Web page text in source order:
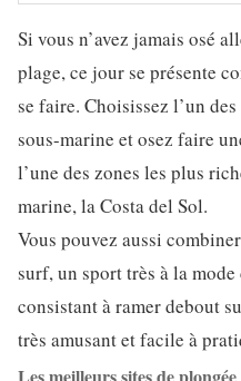
Si vous n’avez jamais osé
plage, ce jour se présente
se faire. Choisissez l’un
sous-marine et osez faire
l’une des zones les plus
marine, la Costa del Sol.
Vous pouvez aussi
surf, un sport très à la mode
consistant à ramer debout
très amusant et facile à